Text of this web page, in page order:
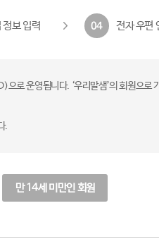
정보 입력 04 전자 우편
로 운영됩니다. ‘우리말샘’의 회원으
.
만 14세 미만인 회원